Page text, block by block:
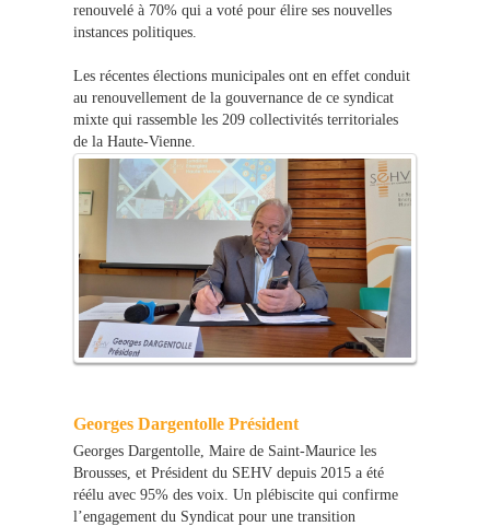
renouvelé à 70% qui a voté pour élire ses nouvelles
instances politiques.
Les récentes élections municipales ont en effet conduit
au renouvellement de la gouvernance de ce syndicat
mixte qui rassemble les 209 collectivités territoriales
de la Haute-Vienne.
Georges Dargentolle Président
Georges Dargentolle, Maire de Saint-Maurice les
Brousses, et Président du SEHV depuis 2015 a été
réélu avec 95% des voix. Un plébiscite qui confirme
l’engagement du Syndicat pour une transition